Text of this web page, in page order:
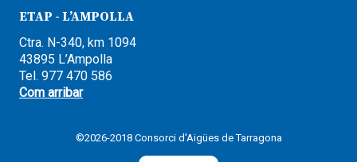
ETAP - L’AMPOLLA
Ctra. N-340, km 1094
43895 L’Ampolla
Tel. 977 470 586
Com arribar
©2026-2018 Consorci d'Aigües de Tarragona